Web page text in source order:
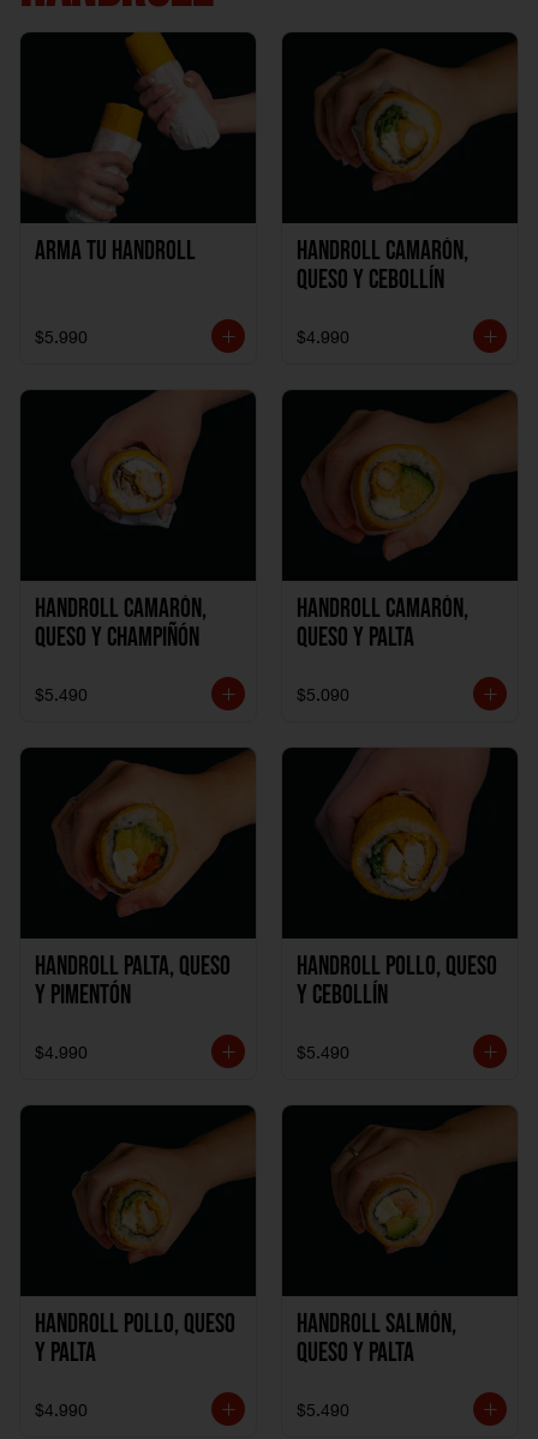
Arma tu handroll
$5.990
Handroll Camarón,
Queso y Cebollín
$4.990
Handroll Camarón,
Queso y Champiñón
$5.490
Handroll Camarón,
Queso y Palta
$5.090
Handroll Palta, Queso
y Pimentón
$4.990
Handroll Pollo, Queso
y Cebollín
$5.490
Handroll Pollo, Queso
y Palta
$4.990
Handroll Salmón,
Queso y Palta
$5.490